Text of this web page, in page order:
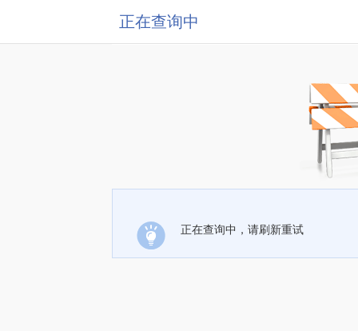
正在查询中
正在查询中，请刷新重试